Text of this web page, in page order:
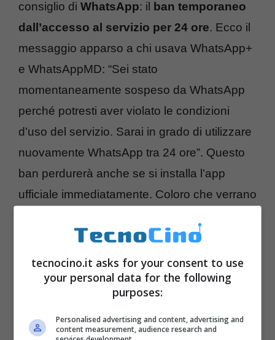
consiglio di WhatsApp: il
ban temporaneo
dall’accesso al servizio per 24 ore. Ecco il
messaggio apparso a chi usava WhatsApp+
e WhatsAppMD: “Sei stato
momentaneamente sospeso da WhatsApp
perché potresti aver violato le condizioni
d’uso del servizio. Sarai in grado di utilizzare
nuovamente WhatsApp tra 24 ore”. Questo
ban perdurerà anche se si installa l’app
ufficiale immediatamente. Coloro che verrano
applicazioni non ufficiali dopo le 24 ore di
scadenza, saranno nuovamente banditi dal
servizi per un altro giorno. Pugno duro, ma
che WhatsApp giustifica, anche nella sua
stessa guida al servizio, per la sicurezza
tecnocino.it asks for your consent to use
your personal data for the following
purposes:
Personalised advertising and content, advertising and
content measurement, audience research and